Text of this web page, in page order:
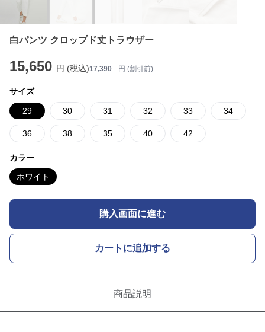
白パンツ クロップド丈トラウザー
15,650 円 (税込)17,390 円 (割引前)
サイズ
29 30 31 32 33 34
36 38 35 40 42
カラー
ホワイト
購入画面に進む
カートに追加する
商品説明